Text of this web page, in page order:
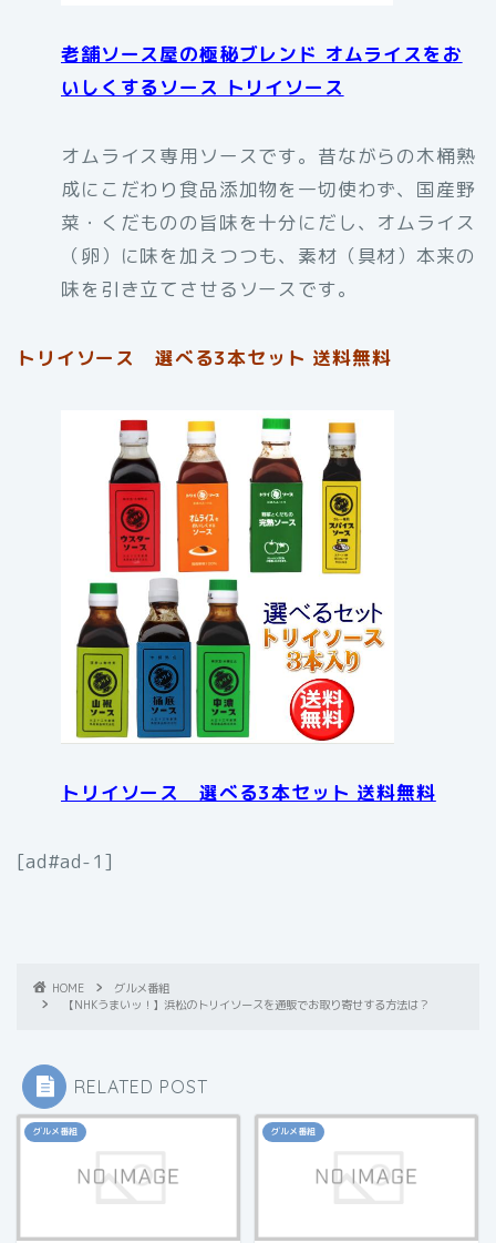
老舗ソース屋の極秘ブレンド オムライスをお
いしくするソース トリイソース
オムライス専用ソースです。昔ながらの木桶熟
成にこだわり食品添加物を一切使わず、国産野
菜・くだものの旨味を十分にだし、オムライス
（卵）に味を加えつつも、素材（具材）本来の
味を引き立てさせるソースです。
トリイソース 選べる3本セット 送料無料
トリイソース 選べる3本セット 送料無料
[ad#ad-1]
HOME
グルメ番組
【NHKうまいッ！】浜松のトリイソースを通販でお取り寄せする方法は？
RELATED POST
グルメ番組 グルメ番組